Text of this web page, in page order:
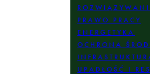
PRAWO PRACY
ENERGETYKA
OCHRONA
UPADŁOŚĆ I